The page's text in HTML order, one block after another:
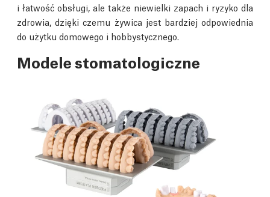
i łatwość obsługi, ale także niewielki zapach i ryzyko dla
zdrowia, dzięki czemu żywica jest bardziej odpowiednia
do użytku domowego i hobbystycznego.
Modele stomatologiczne